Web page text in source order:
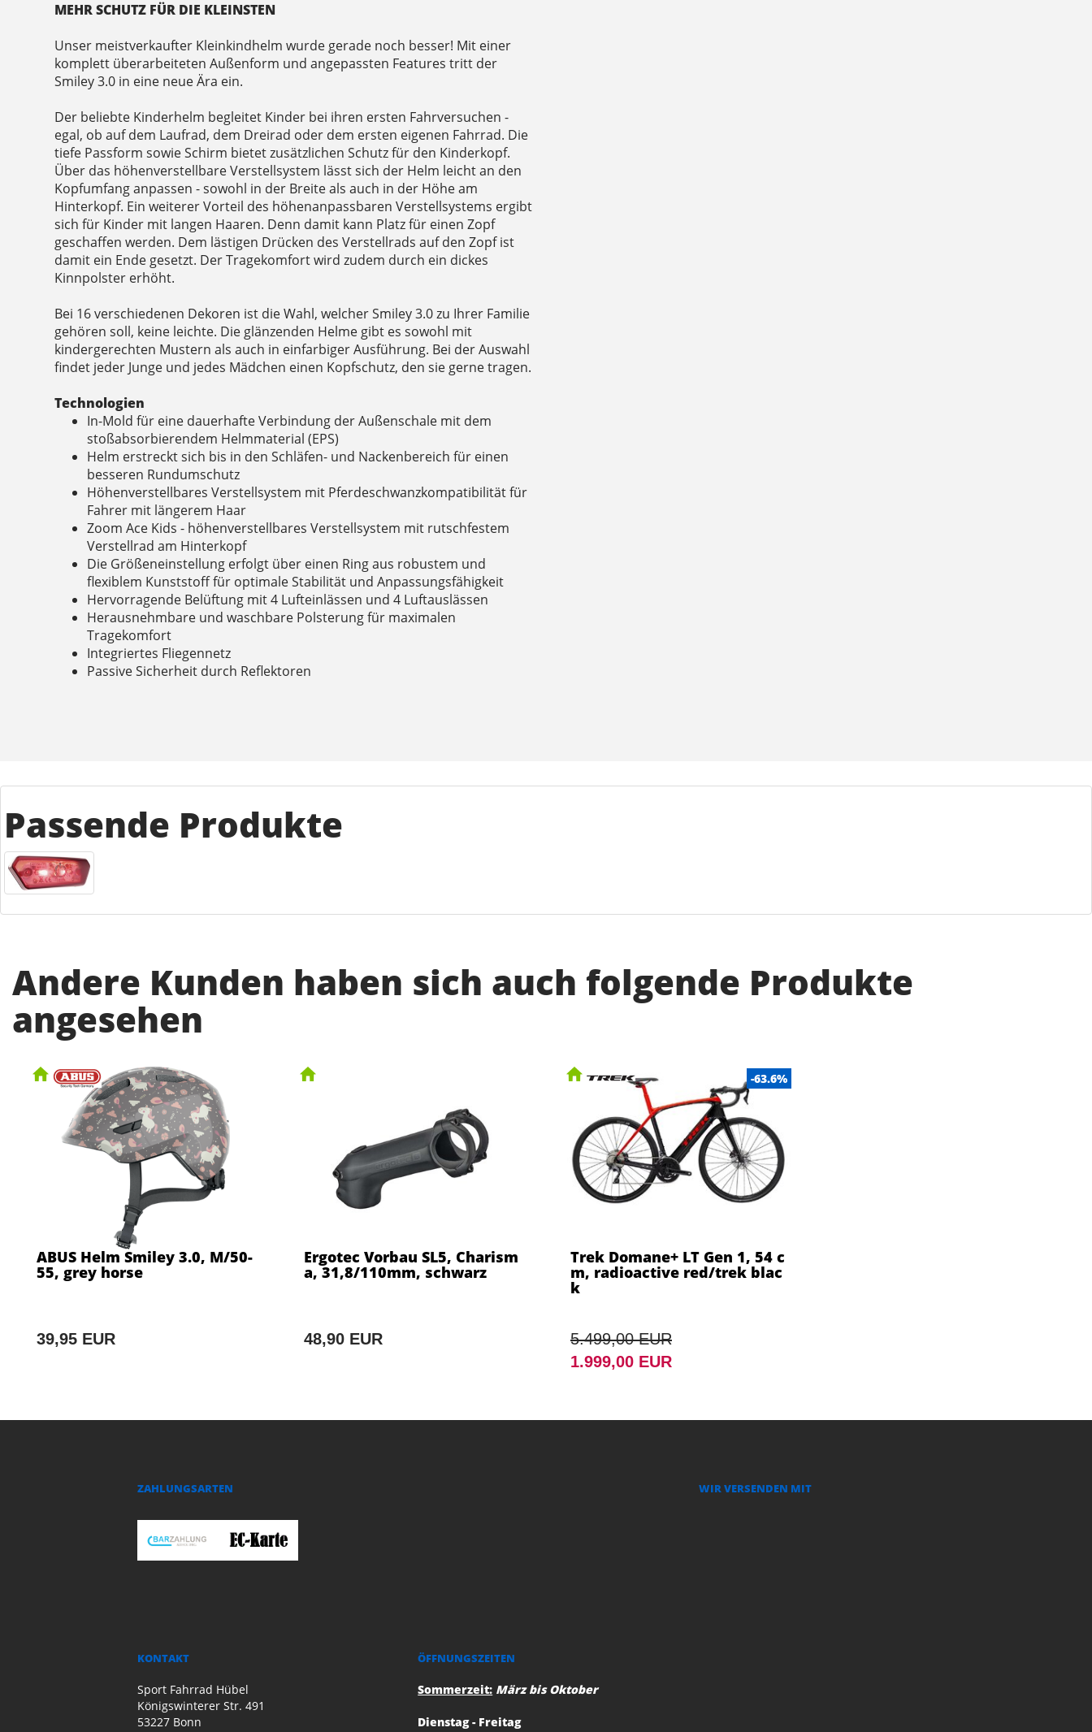
MEHR SCHUTZ FÜR DIE KLEINSTEN
Unser meistverkaufter Kleinkindhelm wurde gerade noch besser! Mit einer
komplett überarbeiteten Außenform und angepassten Features tritt der
Smiley 3.0 in eine neue Ära ein.
Der beliebte Kinderhelm begleitet Kinder bei ihren ersten Fahrversuchen -
egal, ob auf dem Laufrad, dem Dreirad oder dem ersten eigenen Fahrrad. Die
tiefe Passform sowie Schirm bietet zusätzlichen Schutz für den Kinderkopf.
Über das höhenverstellbare Verstellsystem lässt sich der Helm leicht an den
Kopfumfang anpassen - sowohl in der Breite als auch in der Höhe am
Hinterkopf. Ein weiterer Vorteil des höhenanpassbaren Verstellsystems ergibt
sich für Kinder mit langen Haaren. Denn damit kann Platz für einen Zopf
geschaffen werden. Dem lästigen Drücken des Verstellrads auf den Zopf ist
damit ein Ende gesetzt. Der Tragekomfort wird zudem durch ein dickes
Kinnpolster erhöht.
Bei 16 verschiedenen Dekoren ist die Wahl, welcher Smiley 3.0 zu Ihrer Familie
gehören soll, keine leichte. Die glänzenden Helme gibt es sowohl mit
kindergerechten Mustern als auch in einfarbiger Ausführung. Bei der Auswahl
findet jeder Junge und jedes Mädchen einen Kopfschutz, den sie gerne tragen.
Technologien
In-Mold für eine dauerhafte Verbindung der Außenschale mit dem
stoßabsorbierendem Helmmaterial (EPS)
Helm erstreckt sich bis in den Schläfen- und Nackenbereich für einen
besseren Rundumschutz
Höhenverstellbares Verstellsystem mit Pferdeschwanzkompatibilität für
Fahrer mit längerem Haar
Zoom Ace Kids - höhenverstellbares Verstellsystem mit rutschfestem
Verstellrad am Hinterkopf
Die Größeneinstellung erfolgt über einen Ring aus robustem und
flexiblem Kunststoff für optimale Stabilität und Anpassungsfähigkeit
Hervorragende Belüftung mit 4 Lufteinlässen und 4 Luftauslässen
Herausnehmbare und waschbare Polsterung für maximalen
Tragekomfort
Integriertes Fliegennetz
Passive Sicherheit durch Reflektoren
Passende Produkte
Andere Kunden haben sich auch folgende Produkte
angesehen
ABUS Helm Smiley 3.0, M/50-
55, grey horse
39,95 EUR
Ergotec Vorbau SL5, Charism
a, 31,8/110mm, schwarz
48,90 EUR
-63.6%
Trek Domane+ LT Gen 1, 54 c
m, radioactive red/trek blac
k
5.499,00 EUR
1.999,00 EUR
ZAHLUNGSARTEN WIR VERSENDEN MIT
KONTAKT
Sport Fahrrad Hübel
Königswinterer Str. 491
53227 Bonn
ÖFFNUNGSZEITEN
Sommerzeit: März bis Oktober
Dienstag - Freitag